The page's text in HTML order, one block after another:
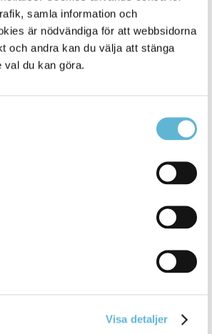
samla information och
är nödvändiga för att webbsidorna
och andra kan du välja att stänga
val du kan göra.
Visa detaljer